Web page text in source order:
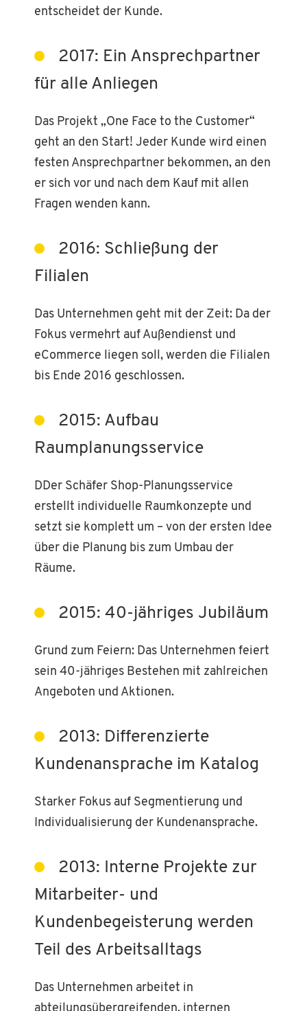
entscheidet der Kunde.
2017: Ein Ansprechpartner
für alle Anliegen
Das Projekt „One Face to the Customer“
geht an den Start! Jeder Kunde wird einen
festen Ansprechpartner bekommen, an den
er sich vor und nach dem Kauf mit allen
Fragen wenden kann.
2016: Schließung der
Filialen
Das Unternehmen geht mit der Zeit: Da der
Fokus vermehrt auf Außendienst und
eCommerce liegen soll, werden die Filialen
bis Ende 2016 geschlossen.
2015: Aufbau
Raumplanungsservice
DDer Schäfer Shop-Planungsservice
erstellt individuelle Raumkonzepte und
setzt sie komplett um – von der ersten Idee
über die Planung bis zum Umbau der
Räume.
2015: 40-jähriges Jubiläum
Grund zum Feiern: Das Unternehmen feiert
sein 40-jähriges Bestehen mit zahlreichen
Angeboten und Aktionen.
2013: Differenzierte
Kundenansprache im Katalog
Starker Fokus auf Segmentierung und
Individualisierung der Kundenansprache.
2013: Interne Projekte zur
Mitarbeiter- und
Kundenbegeisterung werden
Teil des Arbeitsalltags
Das Unternehmen arbeitet in